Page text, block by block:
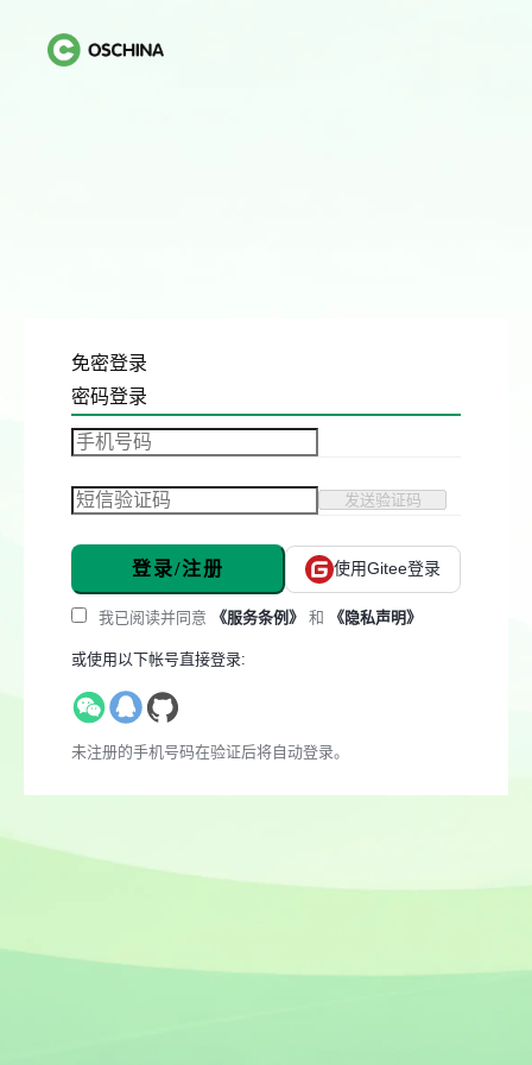
免密登录
密码登录
发送验证码
登录/注册 使用Gitee登录
我已阅读并同意 《服务条例》 和 《隐私声明》
或使用以下帐号直接登录:
未注册的手机号码在验证后将自动登录。